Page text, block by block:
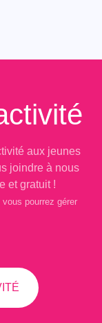
aux jeunes
joindre à nous
et gratuit !
pourrez gérer